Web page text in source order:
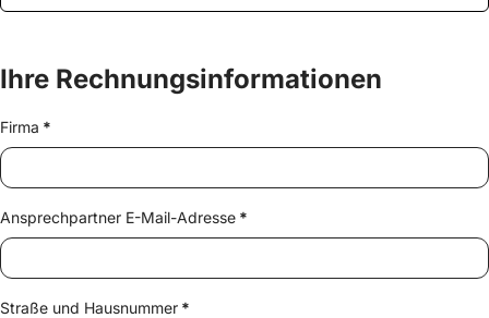
Ihre Rechnungsinformationen
Firma *
Ansprechpartner E-Mail-Adresse *
Straße und Hausnummer *